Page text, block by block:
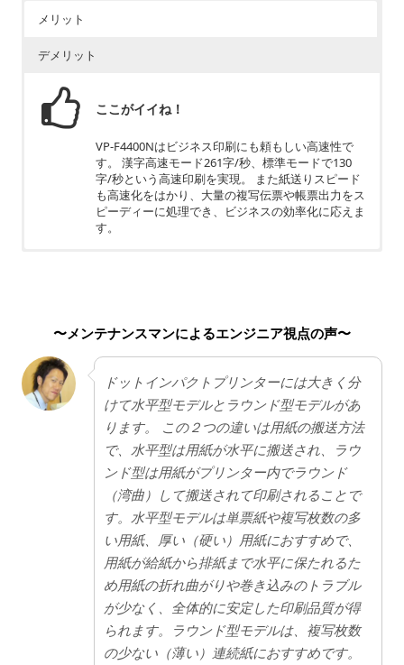
メリット
デメリット
ここがイイね！
VP-F4400Nはビジネス印刷にも頼もしい高速性で
す。 漢字高速モード261字/秒、標準モードで130
字/秒という高速印刷を実現。 また紙送りスピード
も高速化をはかり、大量の複写伝票や帳票出力をス
ピーディーに処理でき、ビジネスの効率化に応えま
す。
への印刷がメインのドットインパクトプリンター。
印刷速度は 「1秒間に何文字印字できるか」という
基準で記載されており少し分かりにくいかもしれま
せん。
〜メンテナンスマンによるエンジニア視点の声〜
ドットインパクトプリンターには大きく分
けて水平型モデルとラウンド型モデルがあ
ります。 この２つの違いは用紙の搬送方法
で、水平型は用紙が水平に搬送され、ラウ
ンド型は用紙がプリンター内でラウンド
（湾曲）して搬送されて印刷されることで
す。水平型モデルは単票紙や複写枚数の多
い用紙、厚い（硬い）用紙におすすめで、
用紙が給紙から排紙まで水平に保たれるた
め用紙の折れ曲がりや巻き込みのトラブル
が少なく、全体的に安定した印刷品質が得
られます。ラウンド型モデルは、複写枚数
の少ない（薄い）連続紙におすすめです。